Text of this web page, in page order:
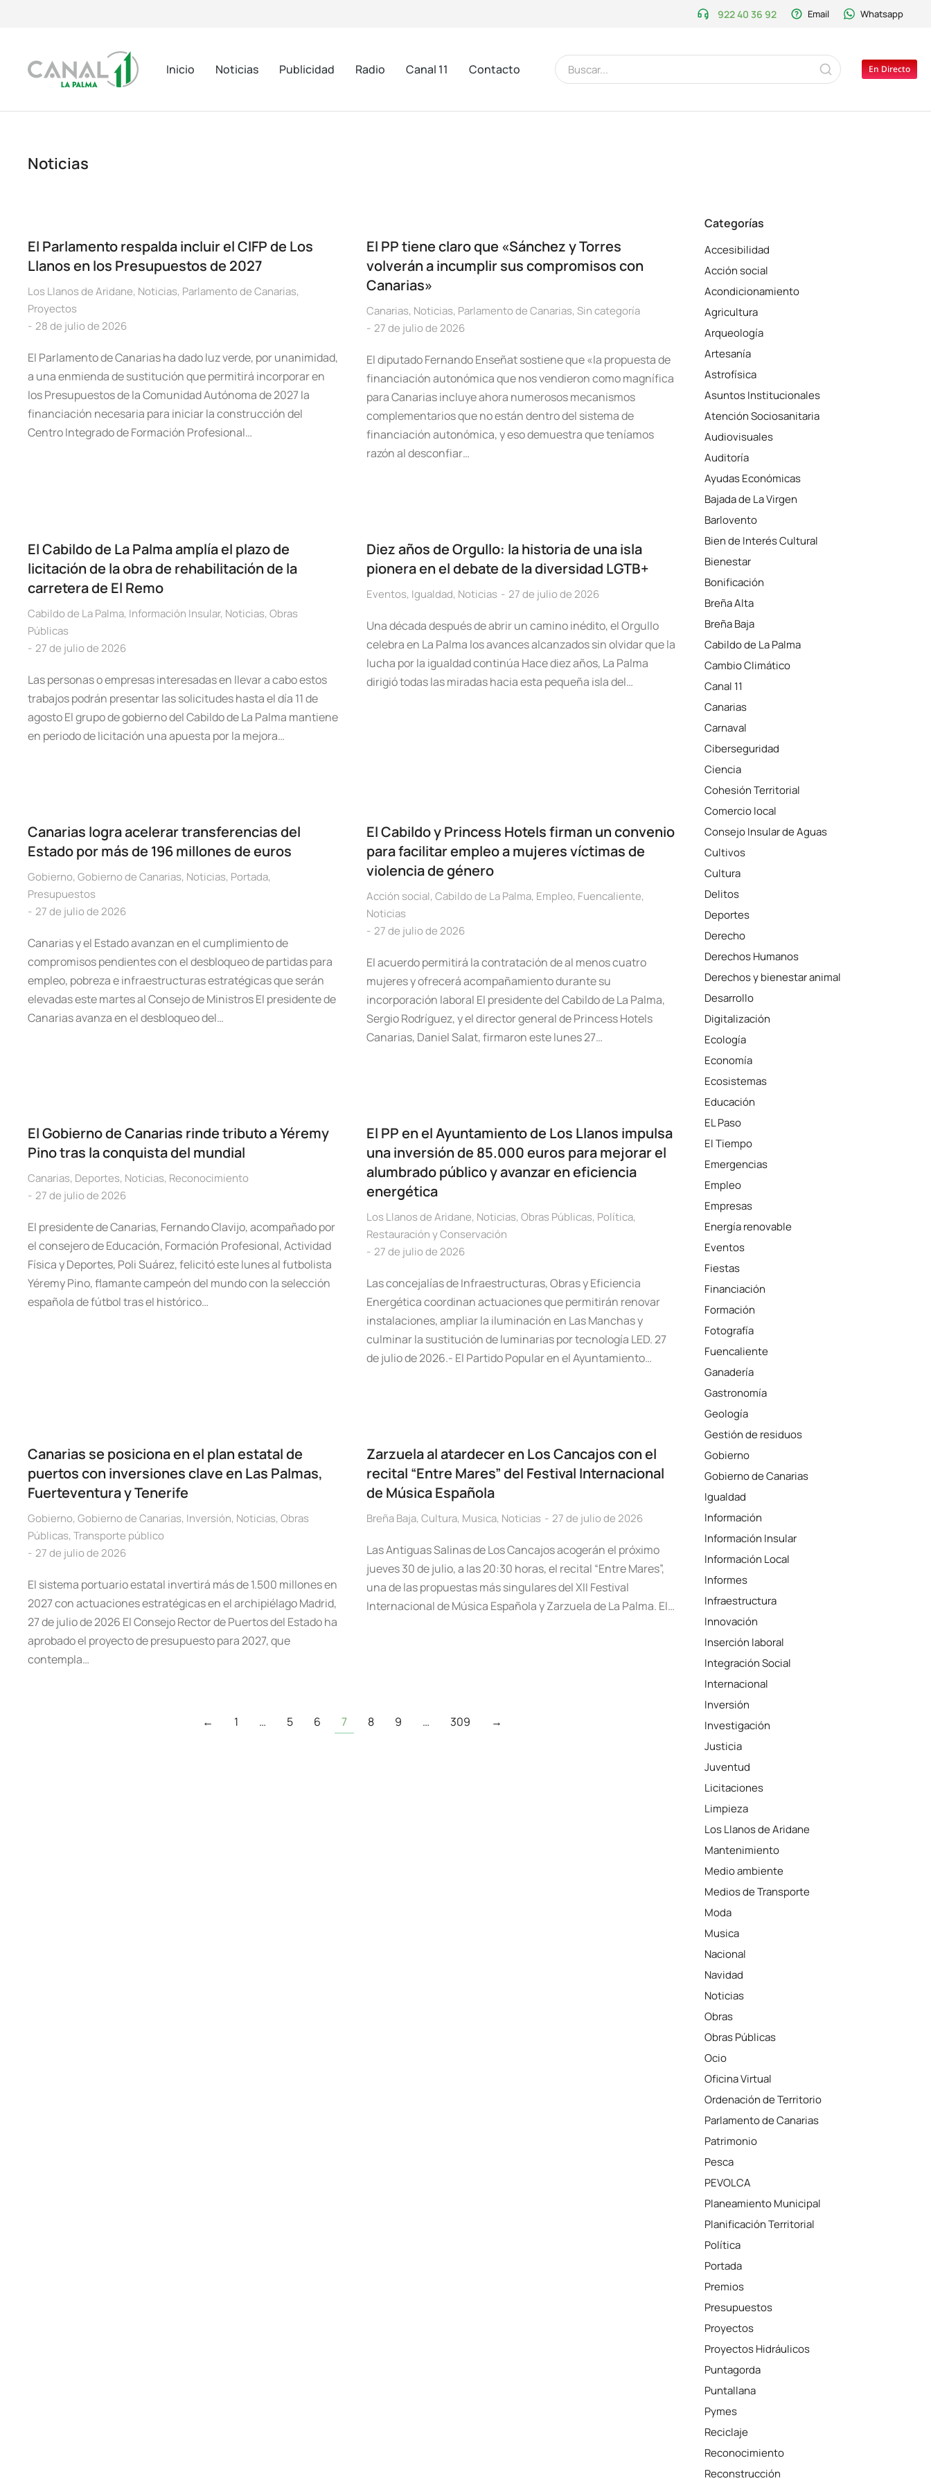
922 40 36 92 Email Whatsapp
Inicio Noticias Publicidad Radio Canal 11 Contacto En Directo
Noticias
El Parlamento respalda incluir el CIFP de Los
Llanos en los Presupuestos de 2027
Los Llanos de Aridane, Noticias, Parlamento de Canarias,
Proyectos
28 de julio de 2026
El Parlamento de Canarias ha dado luz verde, por unanimidad,
a una enmienda de sustitución que permitirá incorporar en
los Presupuestos de la Comunidad Autónoma de 2027 la
financiación necesaria para iniciar la construcción del
Centro Integrado de Formación Profesional…
El PP tiene claro que «Sánchez y Torres
volverán a incumplir sus compromisos con
Canarias»
Canarias, Noticias, Parlamento de Canarias, Sin categoría
27 de julio de 2026
El diputado Fernando Enseñat sostiene que «la propuesta de
financiación autonómica que nos vendieron como magnífica
para Canarias incluye ahora numerosos mecanismos
complementarios que no están dentro del sistema de
financiación autonómica, y eso demuestra que teníamos
razón al desconfiar…
El Cabildo de La Palma amplía el plazo de
licitación de la obra de rehabilitación de la
carretera de El Remo
Cabildo de La Palma, Información Insular, Noticias, Obras
Públicas
27 de julio de 2026
Las personas o empresas interesadas en llevar a cabo estos
trabajos podrán presentar las solicitudes hasta el día 11 de
agosto El grupo de gobierno del Cabildo de La Palma mantiene
en periodo de licitación una apuesta por la mejora…
Diez años de Orgullo: la historia de una isla
pionera en el debate de la diversidad LGTB+
Eventos, Igualdad, Noticias 27 de julio de 2026
Una década después de abrir un camino inédito, el Orgullo
celebra en La Palma los avances alcanzados sin olvidar que la
lucha por la igualdad continúa Hace diez años, La Palma
dirigió todas las miradas hacia esta pequeña isla del…
Canarias logra acelerar transferencias del
Estado por más de 196 millones de euros
Gobierno, Gobierno de Canarias, Noticias, Portada,
Presupuestos
27 de julio de 2026
Canarias y el Estado avanzan en el cumplimiento de
compromisos pendientes con el desbloqueo de partidas para
empleo, pobreza e infraestructuras estratégicas que serán
elevadas este martes al Consejo de Ministros El presidente de
Canarias avanza en el desbloqueo del…
El Cabildo y Princess Hotels firman un convenio
para facilitar empleo a mujeres víctimas de
violencia de género
Acción social, Cabildo de La Palma, Empleo, Fuencaliente,
Noticias
27 de julio de 2026
El acuerdo permitirá la contratación de al menos cuatro
mujeres y ofrecerá acompañamiento durante su
incorporación laboral El presidente del Cabildo de La Palma,
Sergio Rodríguez, y el director general de Princess Hotels
Canarias, Daniel Salat, firmaron este lunes 27…
El Gobierno de Canarias rinde tributo a Yéremy
Pino tras la conquista del mundial
Canarias, Deportes, Noticias, Reconocimiento
27 de julio de 2026
El presidente de Canarias, Fernando Clavijo, acompañado por
el consejero de Educación, Formación Profesional, Actividad
Física y Deportes, Poli Suárez, felicitó este lunes al futbolista
Yéremy Pino, flamante campeón del mundo con la selección
española de fútbol tras el histórico…
El PP en el Ayuntamiento de Los Llanos impulsa
una inversión de 85.000 euros para mejorar el
alumbrado público y avanzar en eficiencia
energética
Los Llanos de Aridane, Noticias, Obras Públicas, Política,
Restauración y Conservación
27 de julio de 2026
Las concejalías de Infraestructuras, Obras y Eficiencia
Energética coordinan actuaciones que permitirán renovar
instalaciones, ampliar la iluminación en Las Manchas y
culminar la sustitución de luminarias por tecnología LED. 27
de julio de 2026.- El Partido Popular en el Ayuntamiento…
Canarias se posiciona en el plan estatal de
puertos con inversiones clave en Las Palmas,
Fuerteventura y Tenerife
Gobierno, Gobierno de Canarias, Inversión, Noticias, Obras
Públicas, Transporte público
27 de julio de 2026
El sistema portuario estatal invertirá más de 1.500 millones en
2027 con actuaciones estratégicas en el archipiélago Madrid,
27 de julio de 2026 El Consejo Rector de Puertos del Estado ha
aprobado el proyecto de presupuesto para 2027, que
contempla…
Zarzuela al atardecer en Los Cancajos con el
recital “Entre Mares” del Festival Internacional
de Música Española
Breña Baja, Cultura, Musica, Noticias 27 de julio de 2026
Las Antiguas Salinas de Los Cancajos acogerán el próximo
jueves 30 de julio, a las 20:30 horas, el recital “Entre Mares”,
una de las propuestas más singulares del XII Festival
Internacional de Música Española y Zarzuela de La Palma. El…
← 1 … 5 6 7 8 9 … 309 →
Categorías
Accesibilidad
Acción social
Acondicionamiento
Agricultura
Arqueología
Artesanía
Astrofísica
Asuntos Institucionales
Atención Sociosanitaria
Audiovisuales
Auditoría
Ayudas Económicas
Bajada de La Virgen
Barlovento
Bien de Interés Cultural
Bienestar
Bonificación
Breña Alta
Breña Baja
Cabildo de La Palma
Cambio Climático
Canal 11
Canarias
Carnaval
Ciberseguridad
Ciencia
Cohesión Territorial
Comercio local
Consejo Insular de Aguas
Cultivos
Cultura
Delitos
Deportes
Derecho
Derechos Humanos
Derechos y bienestar animal
Desarrollo
Digitalización
Ecología
Economía
Ecosistemas
Educación
EL Paso
El Tiempo
Emergencias
Empleo
Empresas
Energía renovable
Eventos
Fiestas
Financiación
Formación
Fotografía
Fuencaliente
Ganadería
Gastronomía
Geología
Gestión de residuos
Gobierno
Gobierno de Canarias
Igualdad
Información
Información Insular
Información Local
Informes
Infraestructura
Innovación
Inserción laboral
Integración Social
Internacional
Inversión
Investigación
Justicia
Juventud
Licitaciones
Limpieza
Los Llanos de Aridane
Mantenimiento
Medio ambiente
Medios de Transporte
Moda
Musica
Nacional
Navidad
Noticias
Obras
Obras Públicas
Ocio
Oficina Virtual
Ordenación de Territorio
Parlamento de Canarias
Patrimonio
Pesca
PEVOLCA
Planeamiento Municipal
Planificación Territorial
Política
Portada
Premios
Presupuestos
Proyectos
Proyectos Hidráulicos
Puntagorda
Puntallana
Pymes
Reciclaje
Reconocimiento
Reconstrucción